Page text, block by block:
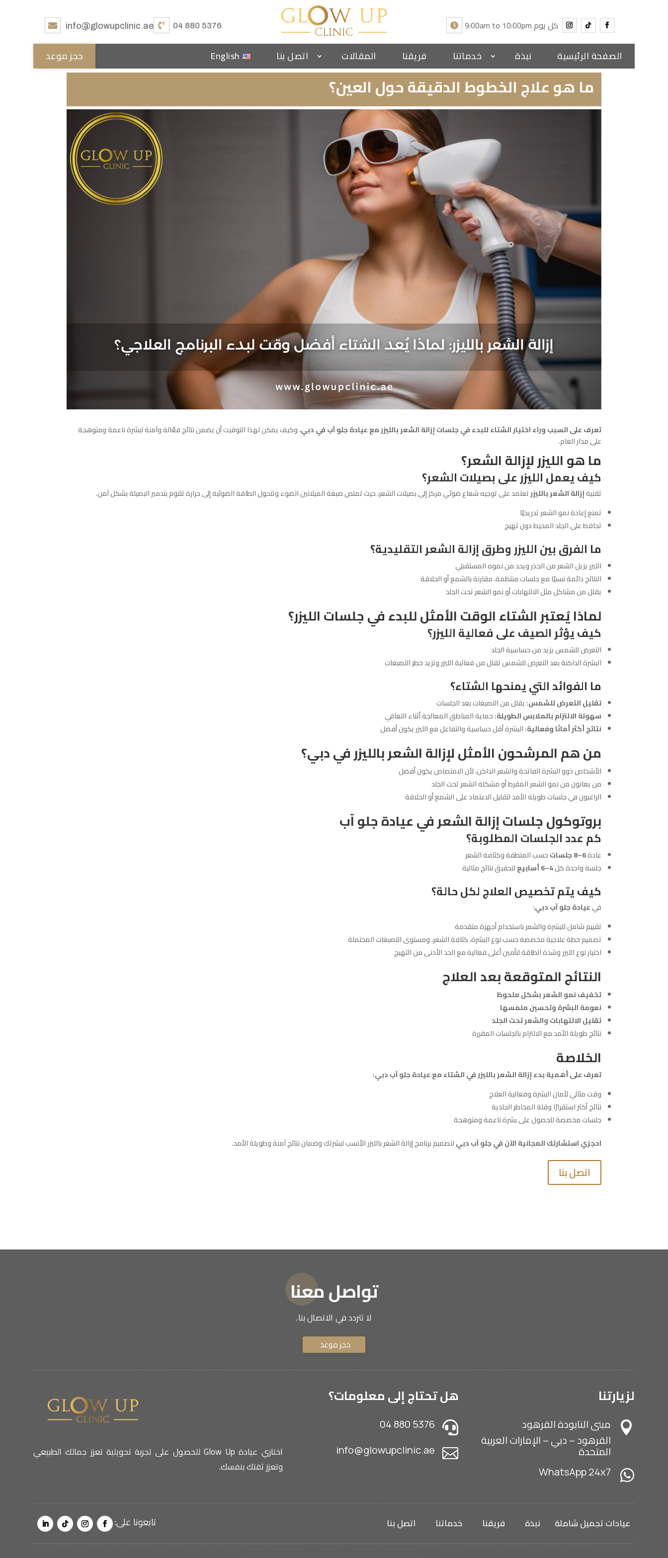
04 880 5376
info@glowupclinic.ae 9:00am to 10:00pm كل يوم
الصفحة الرئيسية نبذة خدماتنا فريقنا المقالات اتصل بنا English حجز موعد
ما هو علاج الخطوط الدقيقة حول العين؟
تعرف على السبب وراء اختيار الشتاء للبدء في جلسات إزالة الشعر بالليزر مع عيادة جلو آب في دبي، وكيف يمكن لهذا التوقيت أن يضمن نتائج فعّالة وآمنة لبشرة ناعمة ومتوهجة
على مدار العام.
ما هو الليزر لإزالة الشعر؟
كيف يعمل الليزر على بصيلات الشعر؟
تقنيةإزالة الشعر بالليزرتعتمد على توجيه شعاع ضوئي مركز إلى بصيلات الشعر، حيث تمتص صبغة الميلانين الضوء وتتحول الطاقة الضوئية إلى حرارة تقوم بتدمير البصيلة بشكل آمن.
تمنع إعادة نمو الشعر تدريجيًا
تحافظ على الجلد المحيط دون تهيج
ما الفرق بين الليزر وطرق إزالة الشعر التقليدية؟
الليزر يزيل الشعر من الجذر ويحد من نموه المستقبلي
النتائج دائمة نسبيًا مع جلسات منتظمة، مقارنة بالشمع أو الحلاقة
يقلل من مشاكل مثل الالتهابات أو نمو الشعر تحت الجلد
لماذا يُعتبر الشتاء الوقت الأمثل للبدء في جلسات الليزر؟
كيف يؤثر الصيف على فعالية الليزر؟
التعرض للشمس يزيد من حساسية الجلد
البشرة الداكنة بعد التعرض للشمس تقلل من فعالية الليزر وتزيد خطر التصبغات
ما الفوائد التي يمنحها الشتاء؟
تقليل التعرض للشمس:يقلل من التصبغات بعد الجلسات
سهولة الالتزام بالملابس الطويلة:حماية المناطق المعالجة أثناء التعافي
نتائج أكثر أمانًا وفعالية:البشرة أقل حساسية والتفاعل مع الليزر يكون أفضل
من هم المرشحون الأمثل لإزالة الشعر بالليزر في دبي؟
الأشخاص ذوو البشرة الفاتحة والشعر الداكن، لأن الامتصاص يكون أفضل
من يعانون من نمو الشعر المفرط أو مشكلة الشعر تحت الجلد
الراغبون في جلسات طويلة الأمد لتقليل الاعتماد على الشمع أو الحلاقة
بروتوكول جلسات إزالة الشعر في عيادة جلو آب
كم عدد الجلسات المطلوبة؟
عادة6–8 جلسات
حسب المنطقة وكثافة الشعر
جلسة واحدة كل4–6 أسابيع لتحقيق نتائج مثالية
كيف يتم تخصيص العلاج لكل حالة؟
فيعيادة جلو آب دبي:
تقييم شامل للبشرة والشعر باستخدام أجهزة متقدمة
تصميم خطة علاجية مخصصة حسب نوع البشرة، كثافة الشعر، ومستوى التصبغات المحتملة
اختيار نوع الليزر وشدة الطاقة لتأمين أعلى فعالية مع الحد الأدنى من التهيج
النتائج المتوقعة بعد العلاج
تخفيف نمو الشعر بشكل ملحوظ
نعومة البشرة وتحسين ملمسها
تقليل الالتهابات والشعر تحت الجلد
نتائج طويلة الأمد مع الالتزام بالجلسات المقررة
الخلاصة
تعرف على أهمية بدء إزالة الشعر بالليزر في الشتاء مع عيادة جلو آب دبي:
وقت مثالي لأمان البشرة وفعالية العلاج
نتائج أكثر استقرارًا وقلة المخاطر الجلدية
جلسات مخصصة للحصول على بشرة ناعمة ومتوهجة
احجزي استشارتك المجانية الآن في جلو آب دبيلتصميم برنامج إزالة الشعر بالليزر الأنسب لبشرتك وضمان نتائج آمنة وطويلة الأمد.
اتصل بنا
تواصل معنا
لا تتردد في الاتصال بنا.
حجز موعد
اختاري عيادة Glow Up للحصول على تجربة تحويلية تعزز جمالك الطبيعي
وتعزز ثقتك بنفسك.
هل تحتاج إلى معلومات؟

04 880 5376

info@glowupclinic.ae
لزيارتنا

مبنى النابودة القرهود
القرهود – دبي – الإمارات العربية
المتحدة

WhatsApp 24x7
عيادات تجميل شاملة نبذة فريقنا خدماتنا اتصل بنا